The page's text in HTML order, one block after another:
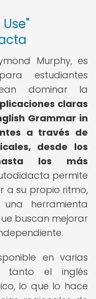
Murphy, es
estudiantes
dominar la
claras
Grammar in
a través de
desde los
los más
permite
a su propio ritmo,
herramienta
buscan mejorar
en varias
tanto el inglés
lo que lo hace